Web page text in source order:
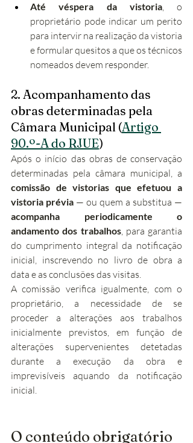
Até véspera da vistoria, o
proprietário pode indicar um perito
para intervir na realização da vistoria
e formular quesitos a que os técnicos
nomeados devem responder.
2. Acompanhamento das
obras determinadas pela
Câmara Municipal (Artigo
90.º-A do RJUE)
Após o início das obras de conservação
comissão de vistorias que efetuou a
vistoria prévia
acompanha periodicamente o
andamento dos trabalhos, para garantia
do cumprimento integral da notificação
inicial, inscrevendo no livro de obra a
data e as conclusões das visitas.
A comissão verifica igualmente, com o
proprietário, a necessidade de se
proceder a alterações aos trabalhos
inicialmente previstos, em função de
alterações supervenientes detetadas
durante a execução da obra e
imprevisíveis aquando da notificação
inicial.
O conteúdo obrigatório